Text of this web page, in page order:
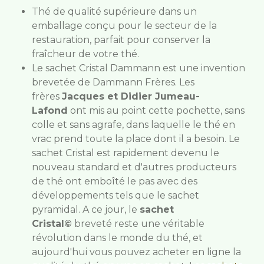
Thé de qualité supérieure dans un
emballage conçu pour le secteur de la
restauration, parfait pour conserver la
fraîcheur de votre thé.
Le sachet Cristal Dammann est une invention
brevetée de Dammann Frères. Les
frères Jacques et Didier Jumeau-
Lafond ont mis au point cette pochette, sans
colle et sans agrafe, dans laquelle le thé en
vrac prend toute la place dont il a besoin. Le
sachet Cristal est rapidement devenu le
nouveau standard et d'autres producteurs
de thé ont emboîté le pas avec des
développements tels que le sachet
pyramidal. A ce jour, le sachet
Cristal© breveté reste une véritable
révolution dans le monde du thé, et
aujourd'hui vous pouvez acheter en ligne la